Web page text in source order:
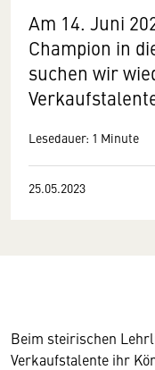
Am 14. Juni
Champion in
suchen wir
Lesedauer: 1 Minute
25.05.2023
Beim steirischen
Verkaufstalente ihr